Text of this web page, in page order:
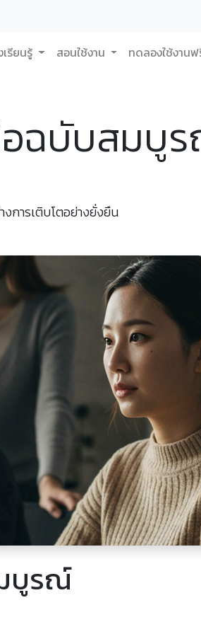
รียนรู้ สอนใช้งาน ทดลองใช้งาน
อฉบับสมบู
การเติบโตอย่างยั่งยืน
บูรณ์